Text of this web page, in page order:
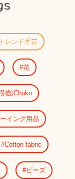
レンド手芸
花
別館Chuko
イング用品
Cotton fabric
ビーズ